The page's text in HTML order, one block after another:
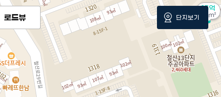
15억
93m²
로드뷰 단지보기